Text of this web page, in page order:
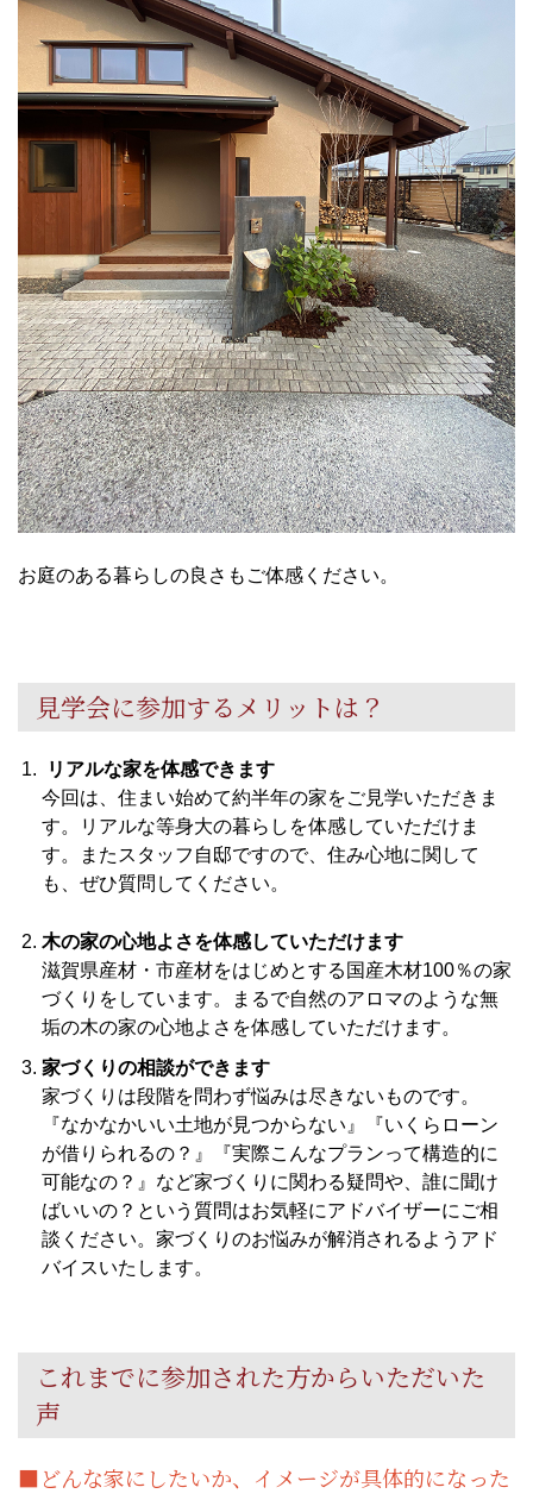
お庭のある暮らしの良さもご体感ください。
見学会に参加するメリットは？
リアルな家を体感できます
今回は、住まい始めて約半年の家をご見学いただきま
す。リアルな等身大の暮らしを体感していただけま
す。またスタッフ自邸ですので、住み心地に関して
も、ぜひ質問してください。
木の家の心地よさを体感していただけます
滋賀県産材・市産材をはじめとする国産木材100％の家
づくりをしています。まるで自然のアロマのような無
垢の木の家の心地よさを体感していただけます。
家づくりの相談ができます
家づくりは段階を問わず悩みは尽きないものです。
『なかなかいい土地が見つからない』『いくらローン
が借りられるの？』『実際こんなプランって構造的に
可能なの？』など家づくりに関わる疑問や、誰に聞け
ばいいの？という質問はお気軽にアドバイザーにご相
談ください。家づくりのお悩みが解消されるようアド
バイスいたします。
これまでに参加された方からいただいた
声
■どんな家にしたいか、イメージが具体的になった